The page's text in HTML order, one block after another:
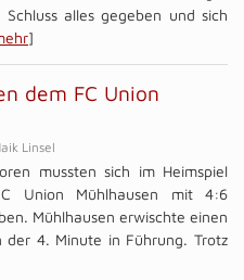
alles gegeben und sich
]
dem FC Union
Linsel
mussten sich im Heimspiel
Union Mühlhausen mit 4:6
Mühlhausen erwischte einen
4. Minute in Führung. Trotz